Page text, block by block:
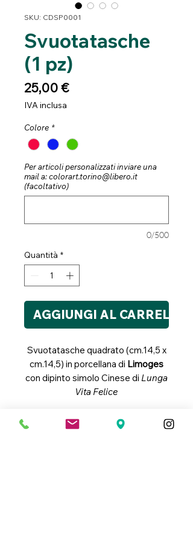
SKU: CDSP0001
Svuotatasche
(1 pz)
25,00 €Prezzo
IVA inclusa
Colore *
Per articoli personalizzati inviare una
mail a: colorart.torino@libero.it
(facoltativo)
0/500
Quantità *
AGGIUNGI AL CARRELLO
Svuotatasche quadrato (cm.14,5 x
cm.14,5) in porcellana di Limoges
con dipinto simolo Cinese di Lunga
Vita Felice
Dipinto a mano